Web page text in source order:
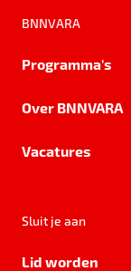
BNNVARA
Programma's
Over BNNVARA
Vacatures
Sluit je aan
Lid worden